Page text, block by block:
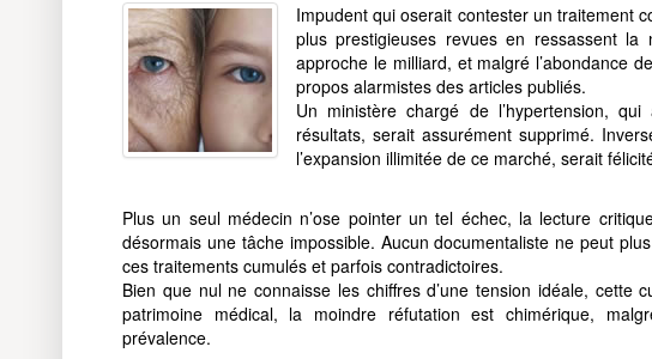
Impudent qui oserait contester un traitement
plus prestigieuses revues en ressassent
approche le milliard, et malgré l’abondance
propos alarmistes des articles publiés.
Un ministère chargé de l’hypertension,
résultats, serait assurément supprimé.
l’expansion illimitée de ce marché, serait
Plus un seul médecin n’ose pointer un tel échec, la lecture
désormais une tâche impossible. Aucun documentaliste ne peut
ces traitements cumulés et parfois contradictoires.
Bien que nul ne connaisse les chiffres d’une tension idéale, cette
patrimoine médical, la moindre réfutation est chimérique,
prévalence.